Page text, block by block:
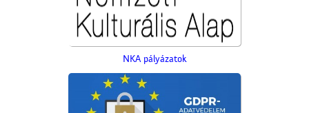
NKA pályázatok